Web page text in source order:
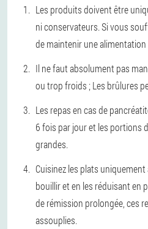
Les produits doivent être
ni conservateurs. Si vous
de maintenir une alimentation
Il ne faut absolument pas
ou trop froids ; Les brûlures
Les repas en cas de
6 fois par jour et les portions
grandes.
Cuisinez les plats
bouillir et en les réduisant en
de rémission prolongée, ces
assouplies.